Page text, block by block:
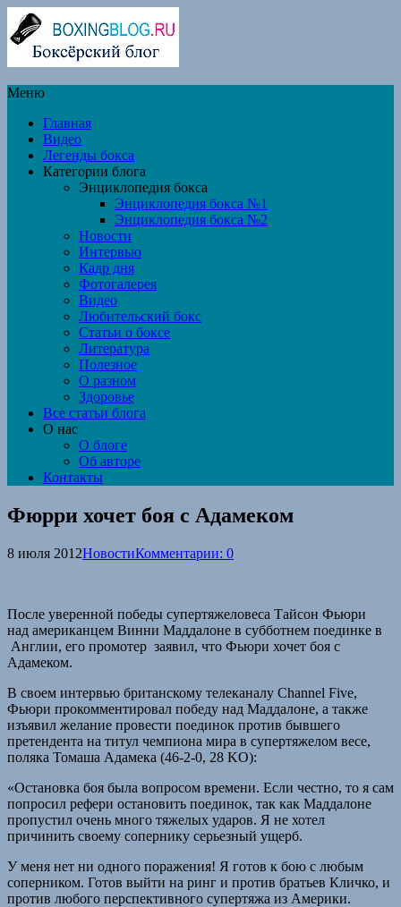
Меню
Главная
Видео
Легенды бокса
Категории блога
Энциклопедия бокса
Энциклопедия бокса №1
Энциклопедия бокса №2
Новости
Интервью
Кадр дня
Фотогалерея
Видео
Любительский бокс
Статьи о боксе
Литература
Полезное
О разном
Здоровье
Все статьи блога
О нас
О блоге
Об авторе
Контакты
Фюрри хочет боя с Адамеком
8 июля 2012НовостиКомментарии: 0
После уверенной победы супертяжеловеса Тайсон Фьюри
над американцем Винни Маддалоне в субботнем поединке в
Англии, его промотер заявил, что Фьюри хочет боя с
Адамеком.
В своем интервью британскому телеканалу Channel Five,
Фьюри прокомментировал победу над Маддалоне, а также
изъявил желание провести поединок против бывшего
претендента на титул чемпиона мира в супертяжелом весе,
поляка Томаша Адамека (46-2-0, 28 KO):
«Остановка боя была вопросом времени. Если честно, то я сам
попросил рефери остановить поединок, так как Маддалоне
пропустил очень много тяжелых ударов. Я не хотел
причинить своему сопернику серьезный ущерб.
У меня нет ни одного поражения! Я готов к бою с любым
соперником. Готов выйти на ринг и против братьев Кличко, и
против любого перспективного супертяжа из Америки.